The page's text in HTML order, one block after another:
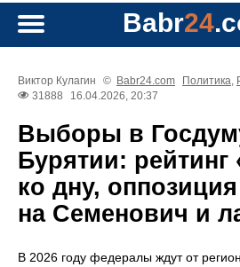
Babr24
Виктор Кулагин © Babr24.com Политика,
31888
16.04.2026, 20:37
Выборы в
Бурятии: рейтинг
ко дну,
на Семенович и
В 2026 году федералы ждут от